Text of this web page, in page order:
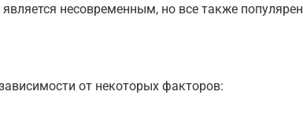
несовременным, но все также популярен
от некоторых факторов: